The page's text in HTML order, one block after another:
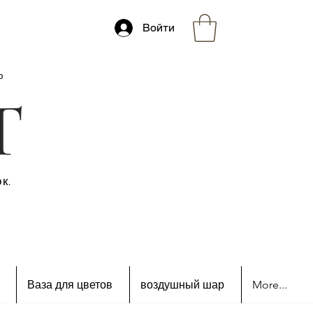
Войти
Ваза для цветов воздушный шар More...